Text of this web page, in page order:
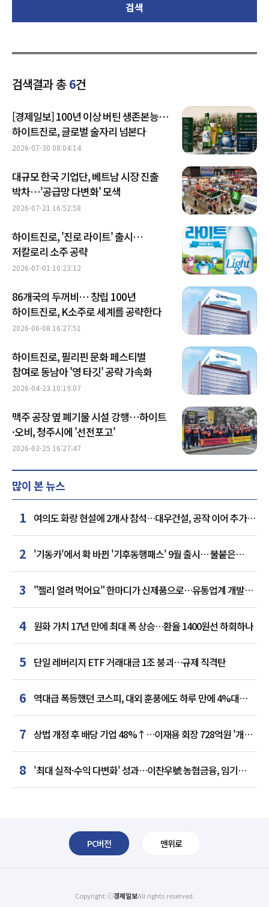
검색
검색결과 총6건
[경제일보] 100년 이상 버틴 생존본능…
하이트진로, 글로벌 술자리 넘본다
2026-07-30 08:04:14
대규모 한국 기업단, 베트남 시장 진출
박차…'공급망 다변화' 모색
2026-07-21 16:52:58
하이트진로, '진로 라이트' 출시…
저칼로리 소주 공략
2026-07-01 10:23:12
86개국의 두꺼비… 창립 100년
하이트진로, K소주로 세계를 공략한다
2026-06-08 16:27:51
하이트진로, 필리핀 문화 페스티벌
참여로 동남아 '영 타깃' 공략 가속화
2026-04-23 10:19:07
맥주 공장 옆 폐기물 시설 강행…하이트
·오비, 청주시에 '선전포고'
2026-03-25 16:27:47
많이 본 뉴스
1 여의도 화랑 현설에 2개사 참석…대우건설, 공작 이어 추가
거점 확보하나
2 '기동카'에서 확 바뀐 '기후동행패스' 9월 출시… 불붙은
카드사 경쟁
3
"젤리 얼려 먹어요" 한마디가 신제품으로…유통업계 개발실
된 SNS
4 원화 가치 17년 만에 최대 폭 상승…환율 1400원선 하회하나
5 단일 레버리지 ETF 거래대금 1조 붕괴…규제 직격탄
6 역대급 폭등했던 코스피, 대외 훈풍에도 하루 만에 4%대
급락
7 상법 개정 후 배당 기업 48%↑…이재용 회장 728억원 '개인
최다'
8 '최대 실적·수익 다변화' 성과…이찬우號 농협금융, 임기
말년 성장 박차
PC버전 맨위로
Copyright ⓒ경제일보All rights reserved.